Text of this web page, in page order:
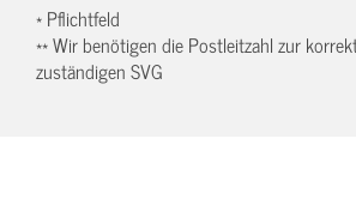
* Pflichtfeld
** Wir benötigen die Postleitzahl zur
zuständigen SVG